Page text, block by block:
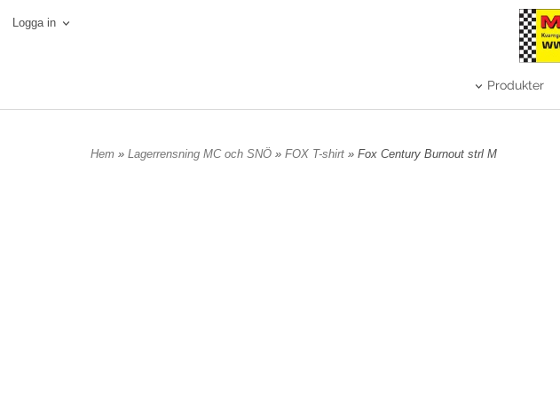
Logga in
Produkter
Hem » Lagerrensning MC och SNÖ » FOX T-shirt » Fox Century Burnout strl M